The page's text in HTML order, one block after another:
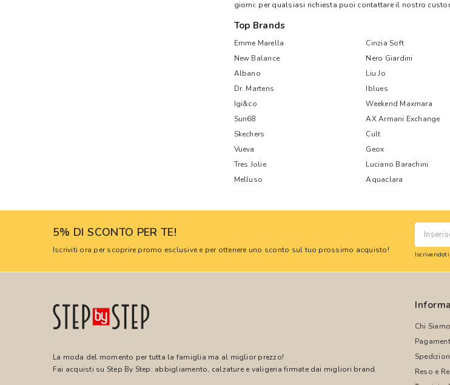
giorni: per qualsiasi richiesta puoi contattare il nostro
Top Brands
Emme Marella Cinzia Soft
New Balance
Nero Giardini
Albano
Liu Jo
Dr. Martens
Iblues
Igi&co
Weekend Maxmara
Sun68
AX Armani Exchange
Skechers
Cult
Vueva
Geox
Tres Jolie
Luciano Barachini
Melluso
Aquaclara
5% DI SCONTO PER TE!
Iscriviti ora per scoprire promo esclusive e per ottenere uno sconto sul tuo prossimo acquisto!
La moda del momento per tutta la famiglia ma al miglior prezzo!
Fai acquisti su Step By Step: abbigliamento, calzature e valigeria firmate dai migliori brand.
Chi Siamo
Reso e